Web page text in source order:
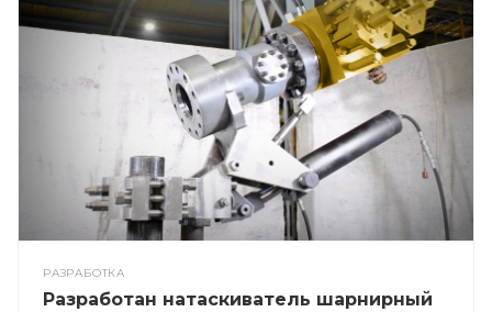
РАЗРАБОТКА
Разработан натаскиватель шарнирный